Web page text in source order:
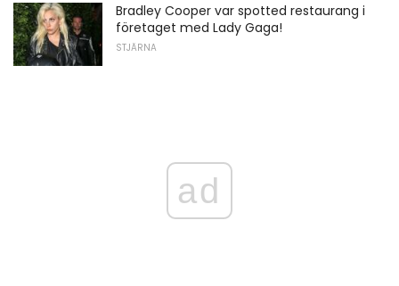
Bradley Cooper var spotted restaurang i
företaget med Lady Gaga!
STJÄRNA
ad